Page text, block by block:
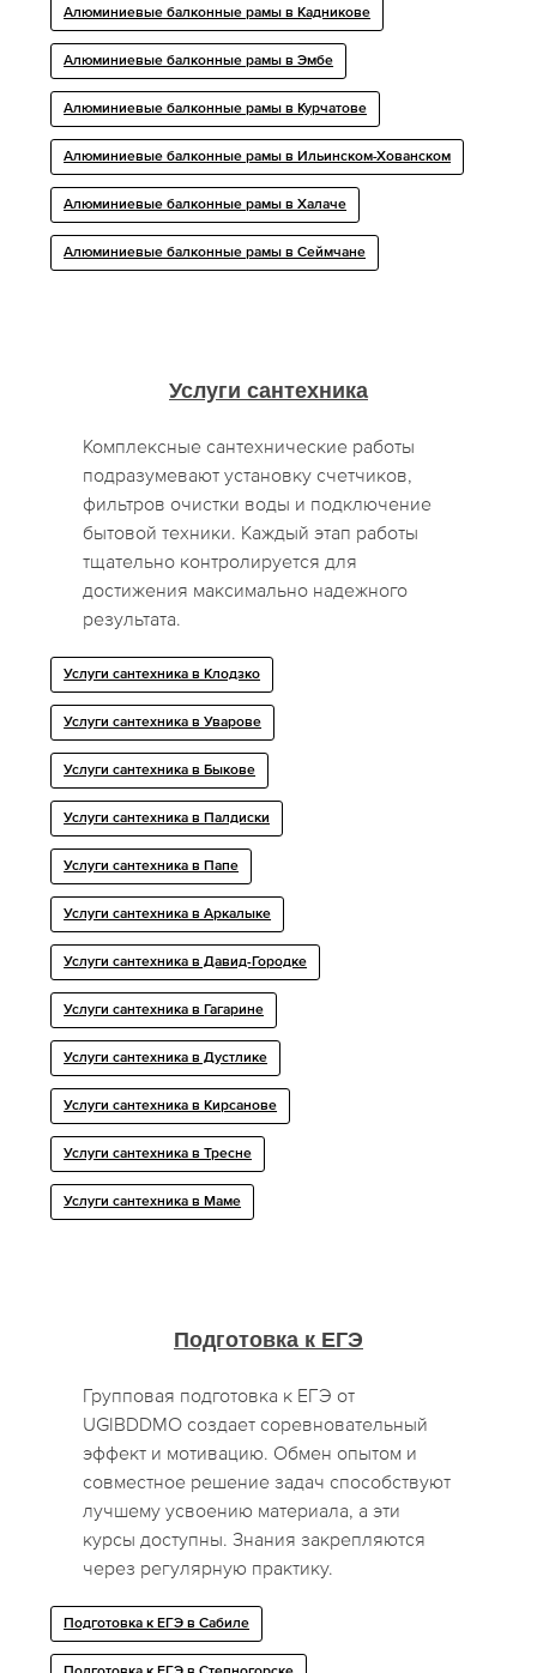
Алюминиевые балконные рамы в Кадникове
Алюминиевые балконные рамы в Эмбе
Алюминиевые балконные рамы в Курчатове
Алюминиевые балконные рамы в Ильинском-Хованском
Алюминиевые балконные рамы в Халаче
Алюминиевые балконные рамы в Сеймчане
Услуги сантехника
Комплексные сантехнические работы
подразумевают установку счетчиков,
фильтров очистки воды и подключение
бытовой техники. Каждый этап работы
тщательно контролируется для
достижения максимально надежного
результата.
Услуги сантехника в Клодзко
Услуги сантехника в Уварове
Услуги сантехника в Быкове
Услуги сантехника в Палдиски
Услуги сантехника в Папе
Услуги сантехника в Аркалыке
Услуги сантехника в Давид-Городке
Услуги сантехника в Гагарине
Услуги сантехника в Дустлике
Услуги сантехника в Кирсанове
Услуги сантехника в Тресне
Услуги сантехника в Маме
Подготовка к ЕГЭ
Групповая подготовка к ЕГЭ от
UGIBDDMO создает соревновательный
эффект и мотивацию. Обмен опытом и
совместное решение задач способствуют
лучшему усвоению материала, а эти
курсы доступны. Знания закрепляются
через регулярную практику.
Подготовка к ЕГЭ в Сабиле